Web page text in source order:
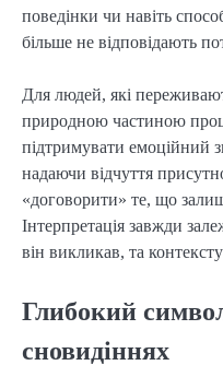
поведінки чи навіть
більше не відповідають
Для людей, які
природною частиною
підтримувати емоційний
надаючи відчуття
«договорити» те, що
Інтерпретація завжди
він викликав, та
Глибокий
сновидіннях